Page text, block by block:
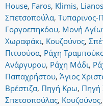
House, Faros, Klimis,
Σπετσοπούλα, Τυπαρινος-
Γοργοεπηκόου, Μονή
Χωραφάκι, Κουζούνος,
Πιτυούσα, Ράχη
Ανάργυρου, Ράχη Μάδι,
Παπαχρήστου, Άγιος
Βρέστιζα, Πηγή Κρω, Πηγή
Σπετσοπούλας, Κουζούνος,